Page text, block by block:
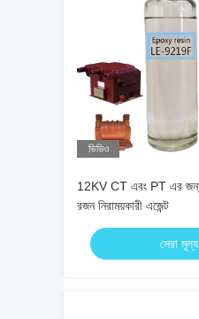
ভিডিও
12KV CT এবং PT এর জন্য
রজন নিরাময়কারী এজেন্ট
সেরা